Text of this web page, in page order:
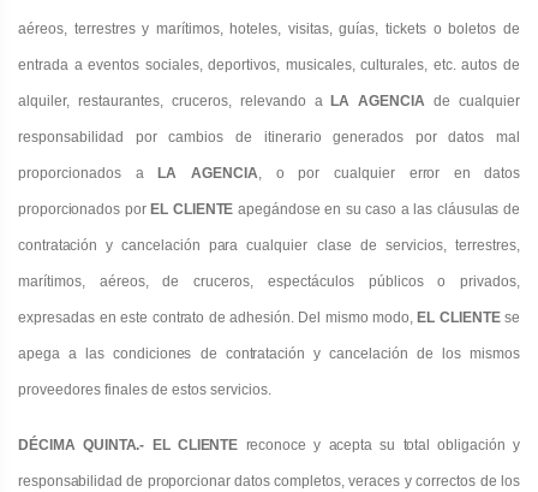
aéreos, terrestres y marítimos, hoteles, visitas, guías, tickets o boletos de
entrada a eventos sociales, deportivos, musicales, culturales, etc. autos de
alquiler, restaurantes, cruceros, relevando a LA AGENCIAde cualquier
responsabilidad por cambios de itinerario generados por datos mal
proporcionados a LA AGENCIA, o por cualquier error en datos
proporcionados por EL CLIENTEapegándose en su caso a las cláusulas de
contratación y cancelación paracualquier clase de servicios, terrestres,
marítimos, aéreos, de cruceros, espectáculos públicos o privados,
expresadas eneste contrato de adhesión. Del mismo modo, EL CLIENTEse
apega a las condiciones de contratación y cancelación de los mismos
proveedores finales de estos servicios.
DÉCIMA QUINTA.- EL CLIENTE reconoce y acepta su total obligación y
responsabilidad de proporcionar datos completos,veraces y correctos de los